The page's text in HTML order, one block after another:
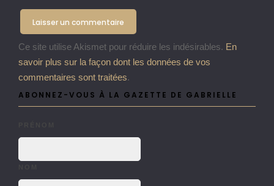
Ce site utilise Akismet pour réduire les indésirables. En
savoir plus sur la façon dont les données de vos
commentaires sont traitées.
ABONNEZ-VOUS À LA GAZETTE DE GABRIELLE